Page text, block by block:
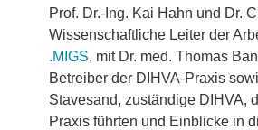
Prof. Dr.-Ing. Kai Hahn und Dr.
Wissenschaftliche Leiter der
.MIGS, mit Dr. med. Thomas
Betreiber der DIHVA-Praxis
Stavesand, zuständige DIHVA,
Praxis führten und Einblicke in